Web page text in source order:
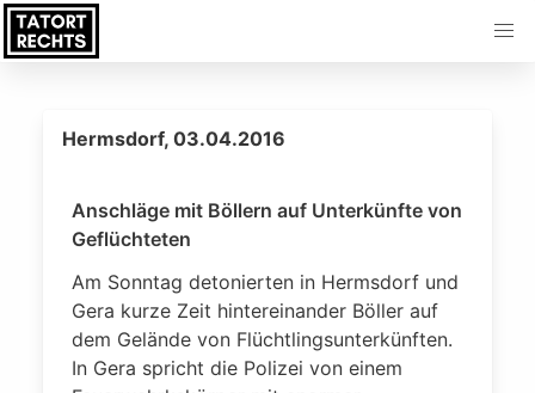
Hermsdorf, 03.04.2016
Anschläge mit Böllern auf Unterkünfte von
Geflüchteten
Am Sonntag detonierten in Hermsdorf und
Gera kurze Zeit hintereinander Böller auf
dem Gelände von Flüchtlingsunterkünften.
In Gera spricht die Polizei von einem